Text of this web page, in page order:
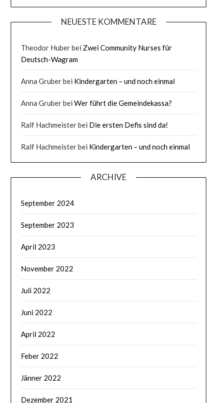
NEUESTE KOMMENTARE
Theodor Huberbei Zwei Community Nurses für
Deutsch-Wagram
Anna Gruberbei Kindergarten – und noch einmal
Anna GruberbeiWer führt die Gemeindekassa?
Ralf Hachmeisterbei Die ersten Defis sind da!
Ralf Hachmeisterbei Kindergarten – und noch einmal
ARCHIVE
September 2024
September 2023
April 2023
November 2022
Juli 2022
Juni 2022
April 2022
Feber 2022
Jänner 2022
Dezember 2021